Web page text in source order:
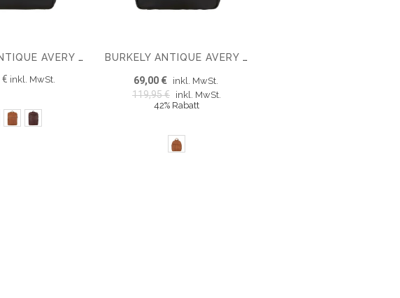
BURKELY ANTIQUE AVERY 15.6'' RUCKSACK
€ inkl. MwSt.
BURKELY ANTIQUE AVERY RUCKSACK TABLET
69,00 € inkl. MwSt.
119,95 € inkl. MwSt.
42% Rabatt